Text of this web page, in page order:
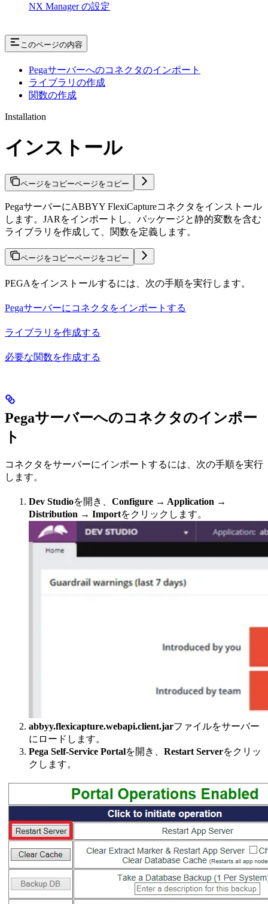
NX Manager の設定
このページの内容
Pegaサーバーへのコネクタのインポート
ライブラリの作成
関数の作成
Installation
インストール
ページをコピーページをコピー
PegaサーバーにABBYY FlexiCaptureコネクタをインストール
します。JARをインポートし、パッケージと静的変数を含む
ライブラリを作成して、関数を定義します。
ページをコピーページをコピー
PEGAをインストールするには、次の手順を実行します。
Pegaサーバーにコネクタをインポートする
ライブラリを作成する
必要な関数を作成する
Pegaサーバーへのコネクタのインポー
ト
コネクタをサーバーにインポートするには、次の手順を実行
します。
Dev Studioを開き、 Configure → Application →
Distribution → Importをクリックします。
abbyy.flexicapture.webapi.client.jarファイルをサーバー
にロードします。
Pega Self-Service Portalを開き、 Restart Serverをクリッ
クします。